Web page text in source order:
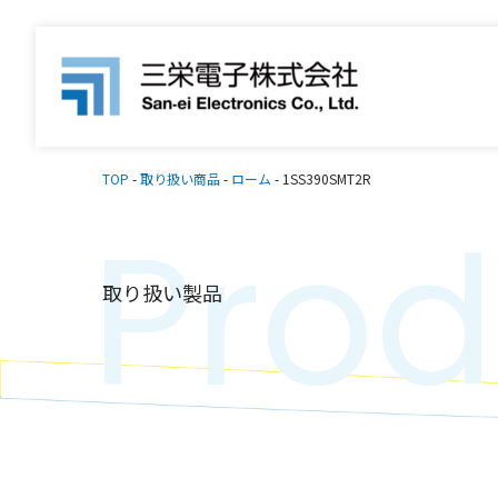
TOP -取り扱い商品- ローム - 1SS390SMT2R
取り扱い製品